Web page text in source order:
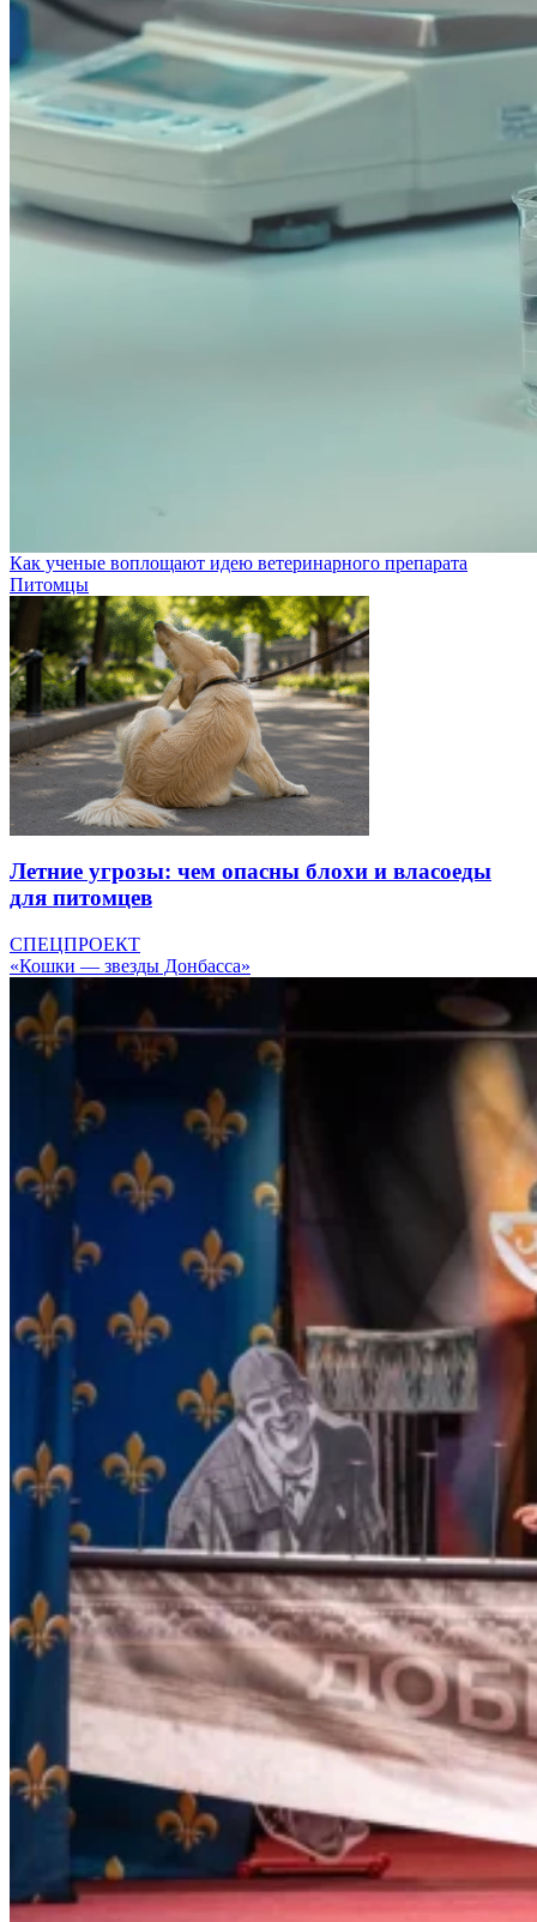
Как ученые воплощают идею ветеринарного препарата
Питомцы
Летние угрозы: чем опасны блохи и власоеды
для питомцев
СПЕЦПРОЕКТ
«Кошки — звезды Донбасса»